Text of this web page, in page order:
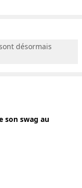
désormais
son swag au